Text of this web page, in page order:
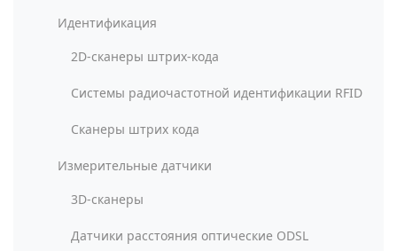
Идентификация
2D-сканеры штрих-кода
Системы радиочастотной идентификации RFID
Сканеры штрих кода
Измерительные датчики
3D-сканеры
Датчики расстояния оптические ODSL